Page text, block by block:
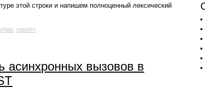
этой строки и напишем полноценный лексический
,скрипт,
асинхронных вызовов в